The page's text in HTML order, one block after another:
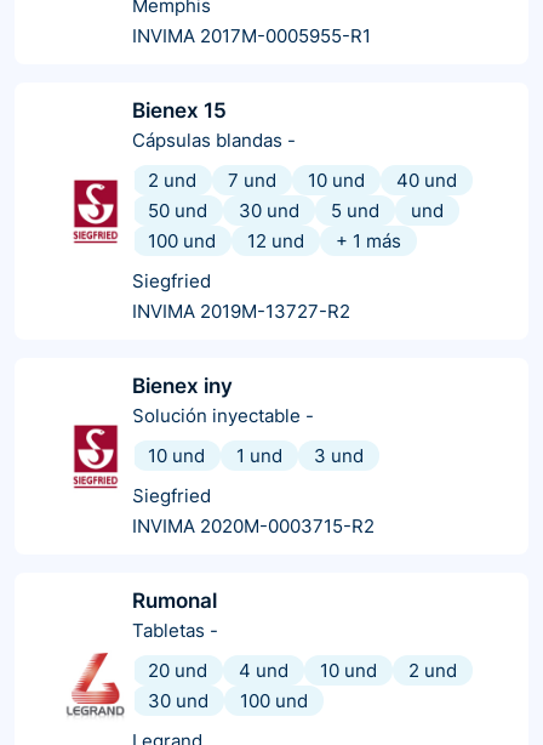
Memphis
INVIMA 2017M-0005955-R1
Bienex 15
Cápsulas blandas -
2 und
7 und 10 und
40 und
50 und
30 und 5 und
und
100 und
12 und + 1 más
Siegfried
INVIMA 2019M-13727-R2
Bienex iny
Solución inyectable -
10 und
1 und
3 und
Siegfried
INVIMA 2020M-0003715-R2
Rumonal
Tabletas -
20 und
4 und 10 und
2 und
30 und
100 und
Legrand